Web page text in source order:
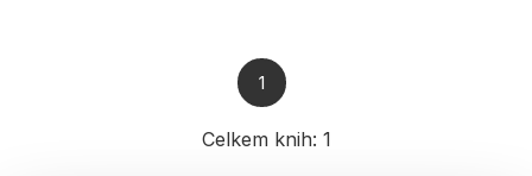
Celkem knih: 1
1